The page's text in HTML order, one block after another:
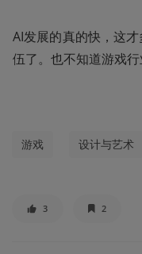
AI发展的真的快，这
伍了。也不知道游戏行
游戏 设计与艺术
3 2